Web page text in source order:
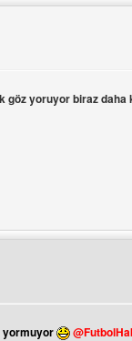
göz yoruyor biraz
yormuyor